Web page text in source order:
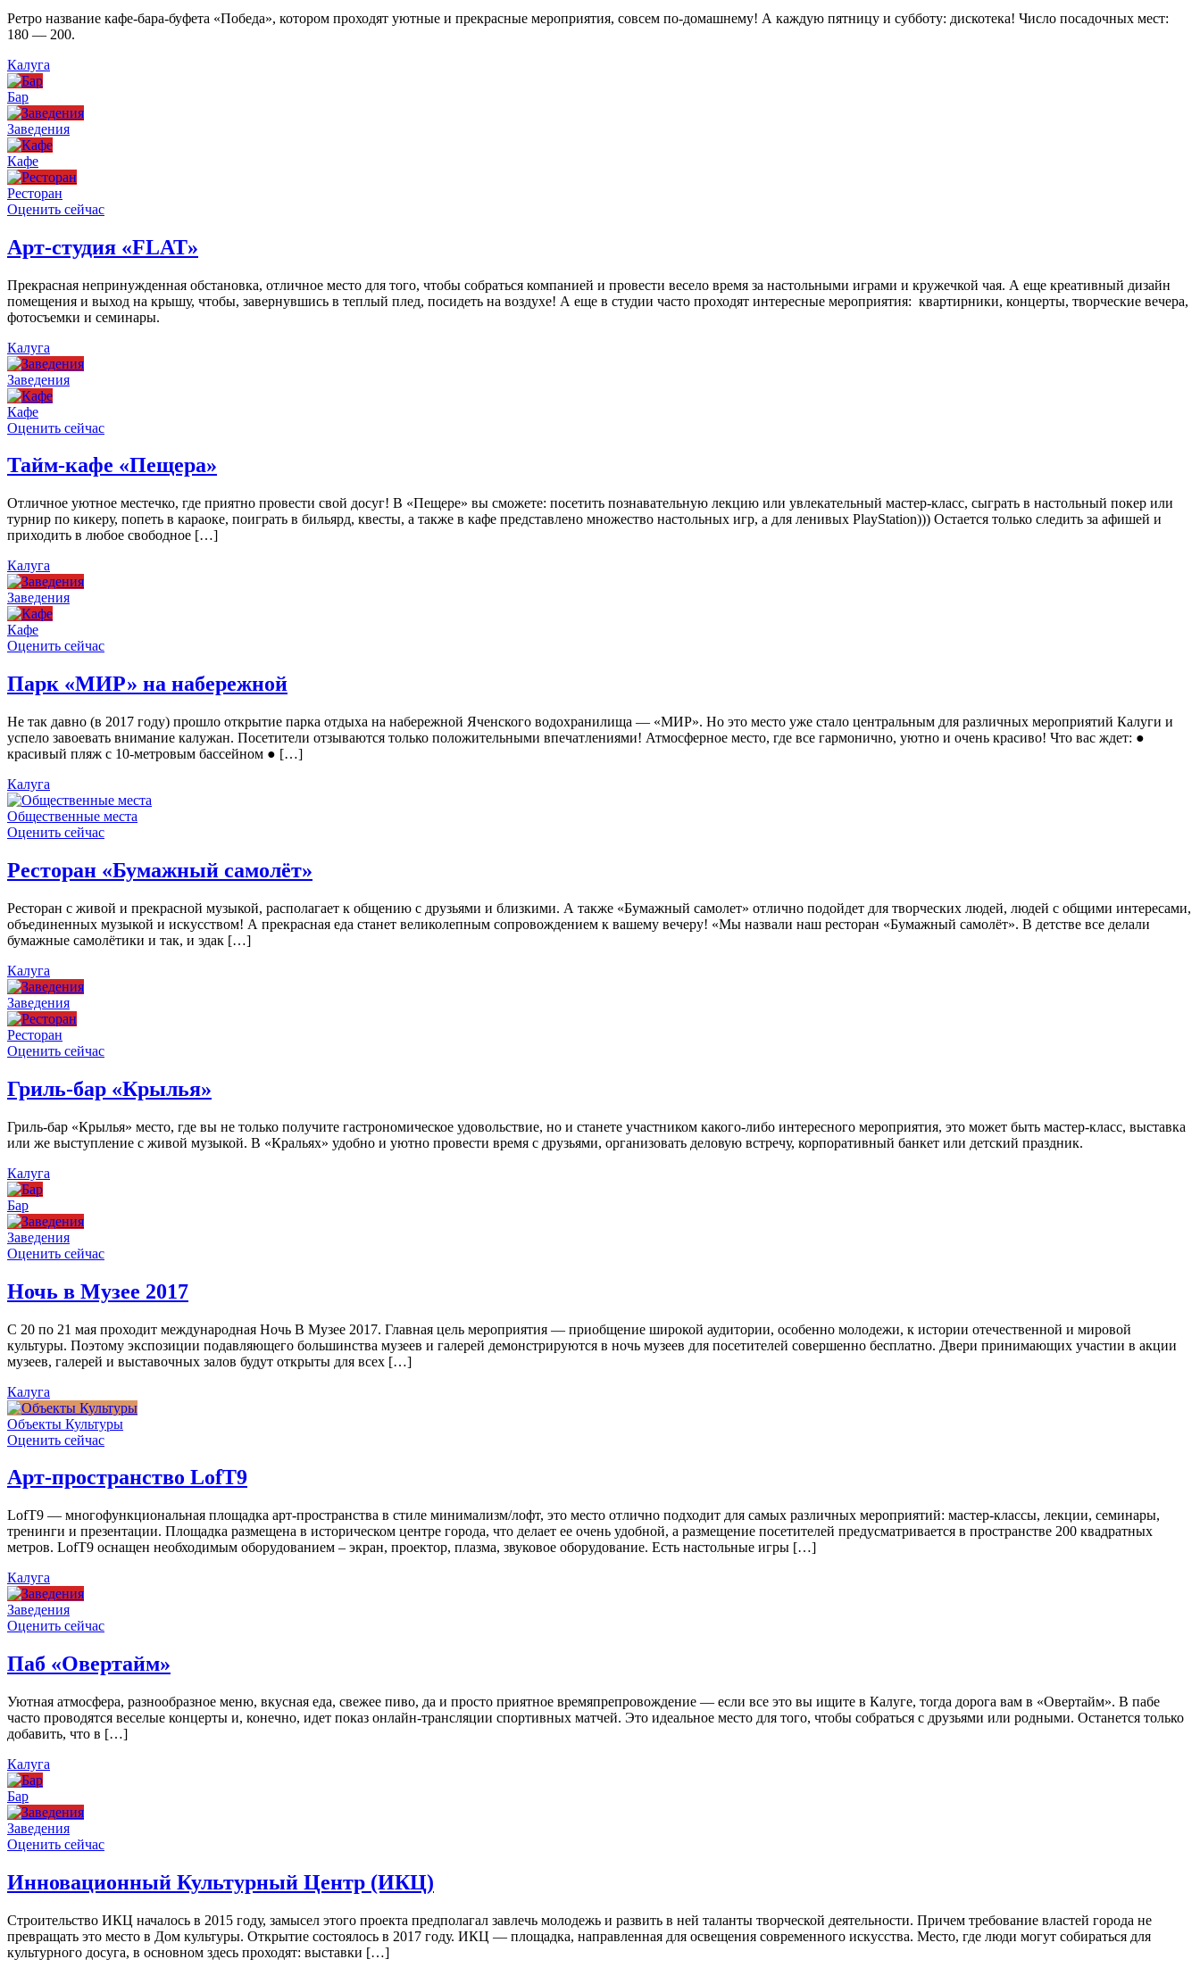
Ретро название кафе-бара-буфета «Победа», котором проходят уютные и прекрасные мероприятия, совсем по-домашнему! А каждую пятницу и субботу: дискотека! Число посадочных мест:
180 — 200.
Калуга
Бар
Заведения
Кафе
Ресторан
Оценить сейчас
Арт-студия «FLAT»
Прекрасная непринужденная обстановка, отличное место для того, чтобы собраться компанией и провести весело время за настольными играми и кружечкой чая. А еще креативный дизайн
помещения и выход на крышу, чтобы, завернувшись в теплый плед, посидеть на воздухе! А еще в студии часто проходят интересные мероприятия: квартирники, концерты, творческие вечера,
фотосъемки и семинары.
Калуга
Заведения
Кафе
Оценить сейчас
Тайм-кафе «Пещера»
Отличное уютное местечко, где приятно провести свой досуг! В «Пещере» вы сможете: посетить познавательную лекцию или увлекательный мастер-класс, сыграть в настольный покер или
турнир по кикеру, попеть в караоке, поиграть в бильярд, квесты, а также в кафе представлено множество настольных игр, а для ленивых PlayStation))) Остается только следить за афишей и
приходить в любое свободное […]
Калуга
Заведения
Кафе
Оценить сейчас
Парк «МИР» на набережной
Не так давно (в 2017 году) прошло открытие парка отдыха на набережной Яченского водохранилища — «МИР». Но это место уже стало центральным для различных мероприятий Калуги и
успело завоевать внимание калужан. Посетители отзываются только положительными впечатлениями! Атмосферное место, где все гармонично, уютно и очень красиво! Что вас ждет: ●
красивый пляж с 10-метровым бассейном ● […]
Калуга
Общественные места
Оценить сейчас
Ресторан «Бумажный самолёт»
Ресторан с живой и прекрасной музыкой, располагает к общению с друзьями и близкими. А также «Бумажный самолет» отлично подойдет для творческих людей, людей с общими интересами,
объединенных музыкой и искусством! А прекрасная еда станет великолепным сопровождением к вашему вечеру! «Мы назвали наш ресторан «Бумажный самолёт». В детстве все делали
бумажные самолётики и так, и эдак […]
Калуга
Заведения
Ресторан
Оценить сейчас
Гриль-бар «Крылья»
Гриль-бар «Крылья» место, где вы не только получите гастрономическое удовольствие, но и станете участником какого-либо интересного мероприятия, это может быть мастер-класс, выставка
или же выступление с живой музыкой. В «Кральях» удобно и уютно провести время с друзьями, организовать деловую встречу, корпоративный банкет или детский праздник.
Калуга
Бар
Заведения
Оценить сейчас
Ночь в Музее 2017
С 20 по 21 мая проходит международная Ночь В Музее 2017. Главная цель мероприятия — приобщение широкой аудитории, особенно молодежи, к истории отечественной и мировой
культуры. Поэтому экспозиции подавляющего большинства музеев и галерей демонстрируются в ночь музеев для посетителей совершенно бесплатно. Двери принимающих участии в акции
музеев, галерей и выставочных залов будут открыты для всех […]
Калуга
Объекты Культуры
Оценить сейчас
Арт-пространство LofT9
LofT9 — многофункциональная площадка арт-пространства в стиле минимализм/лофт, это место отлично подходит для самых различных мероприятий: мастер-классы, лекции, семинары,
тренинги и презентации. Площадка размещена в историческом центре города, что делает ее очень удобной, а размещение посетителей предусматривается в пространстве 200 квадратных
метров. LofT9 оснащен необходимым оборудованием – экран, проектор, плазма, звуковое оборудование. Есть настольные игры […]
Калуга
Заведения
Оценить сейчас
Паб «Овертайм»
Уютная атмосфера, разнообразное меню, вкусная еда, свежее пиво, да и просто приятное времяпрепровождение — если все это вы ищите в Калуге, тогда дорога вам в «Овертайм». В пабе
часто проводятся веселые концерты и, конечно, идет показ онлайн-трансляции спортивных матчей. Это идеальное место для того, чтобы собраться с друзьями или родными. Останется только
добавить, что в […]
Калуга
Бар
Заведения
Оценить сейчас
Инновационный Культурный Центр (ИКЦ)
Строительство ИКЦ началось в 2015 году, замысел этого проекта предполагал завлечь молодежь и развить в ней таланты творческой деятельности. Причем требование властей города не
превращать это место в Дом культуры. Открытие состоялось в 2017 году. ИКЦ — площадка, направленная для освещения современного искусства. Место, где люди могут собираться для
культурного досуга, в основном здесь проходят: выставки […]